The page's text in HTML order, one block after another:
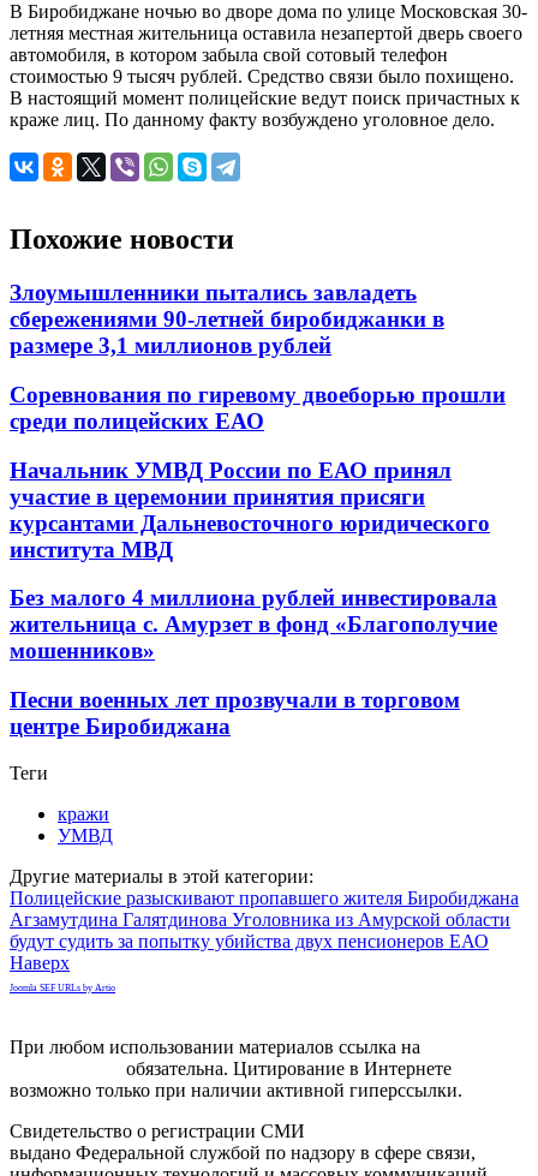
В Биробиджане ночью во дворе дома по улице Московская 30-
летняя местная жительница оставила незапертой дверь своего
автомобиля, в котором забыла свой сотовый телефон
стоимостью 9 тысяч рублей. Средство связи было похищено.
В настоящий момент полицейские ведут поиск причастных к
краже лиц. По данному факту возбуждено уголовное дело.
Похожие новости
Злоумышленники пытались завладеть
сбережениями 90-летней биробиджанки в
размере 3,1 миллионов рублей
Соревнования по гиревому двоеборью прошли
среди полицейских ЕАО
Начальник УМВД России по ЕАО принял
участие в церемонии принятия присяги
курсантами Дальневосточного юридического
института МВД
Без малого 4 миллиона рублей инвестировала
жительница с. Амурзет в фонд «Благополучие
мошенников»
Песни военных лет прозвучали в торговом
центре Биробиджана
Теги
кражи
УМВД
Другие материалы в этой категории:
Полицейские разыскивают пропавшего жителя Биробиджана
Агзамутдина Галятдинова Уголовника из Амурской области
будут судить за попытку убийства двух пенсионеров ЕАО
Наверх
Joomla SEF URLs by Artio
При любом использовании материалов ссылка на
обязательна. Цитирование в Интернете
возможно только при наличии активной гиперссылки.
Свидетельство о регистрации СМИ
выдано Федеральной службой по надзору в сфере связи,